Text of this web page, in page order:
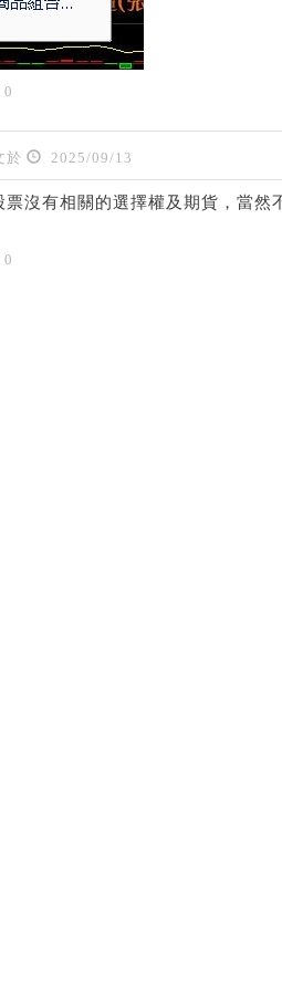
0
於 2025/09/13
票沒有相關的選擇權及期貨，當
0